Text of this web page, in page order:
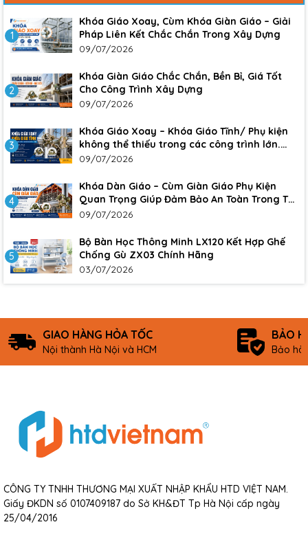
1
Khóa Giáo Xoay, Cùm Khóa Giàn Giáo – Giải
Pháp Liên Kết Chắc Chắn Trong Xây Dựng
09/07/2026
2
Khóa Giàn Giáo Chắc Chắn, Bền Bỉ, Giá Tốt
Cho Công Trình Xây Dựng
09/07/2026
3
Khóa Giáo Xoay – Khóa Giáo Tĩnh/ Phụ kiện
không thể thiếu trong các công trình lớn.
Đảm bảo sự an toàn, chắc chắn cho công
09/07/2026
4
Khóa Dàn Giáo – Cùm Giàn Giáo Phụ Kiện
Quan Trọng Giúp Đảm Bảo An Toàn Trong Thi
Công Xây Dựng
09/07/2026
5
Bộ Bàn Học Thông Minh LX120 Kết Hợp Ghế
Chống Gù ZX03 Chính Hãng
03/07/2026
GIAO HÀNG HỎA TỐC
Nội thành Hà Nội và HCM
BẢO
Bảo
CÔNG TY TNHH THƯƠNG MẠI XUẤT NHẬP KHẨU HTD VIỆT NAM.
Giấy ĐKDN số 0107409187 do Sở KH&ĐT Tp Hà Nội cấp ngày
25/04/2016